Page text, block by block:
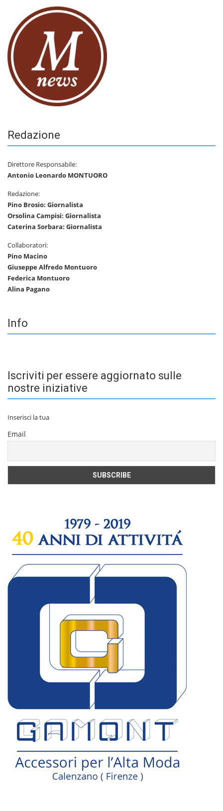
Redazione
Direttore Responsabile:
Antonio Leonardo MONTUORO
Redazione:
Pino Brosio: Giornalista
Orsolina Campisi: Giornalista
Caterina Sorbara: Giornalista
Collaboratori:
Pino Macino
Giuseppe Alfredo Montuoro
Federica Montuoro
Alina Pagano
Info
Iscriviti per essere aggiornato sulle
nostre iniziative
Inserisci la tua
Email